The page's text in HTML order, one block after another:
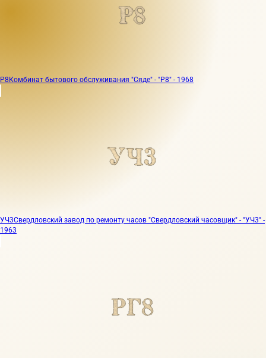
Р8Комбинат бытового обслуживания "Сяде" - "Р8" - 1968
УЧ3Свердловский завод по ремонту часов "Свердловский часовщик" - "УЧ3" -
1963